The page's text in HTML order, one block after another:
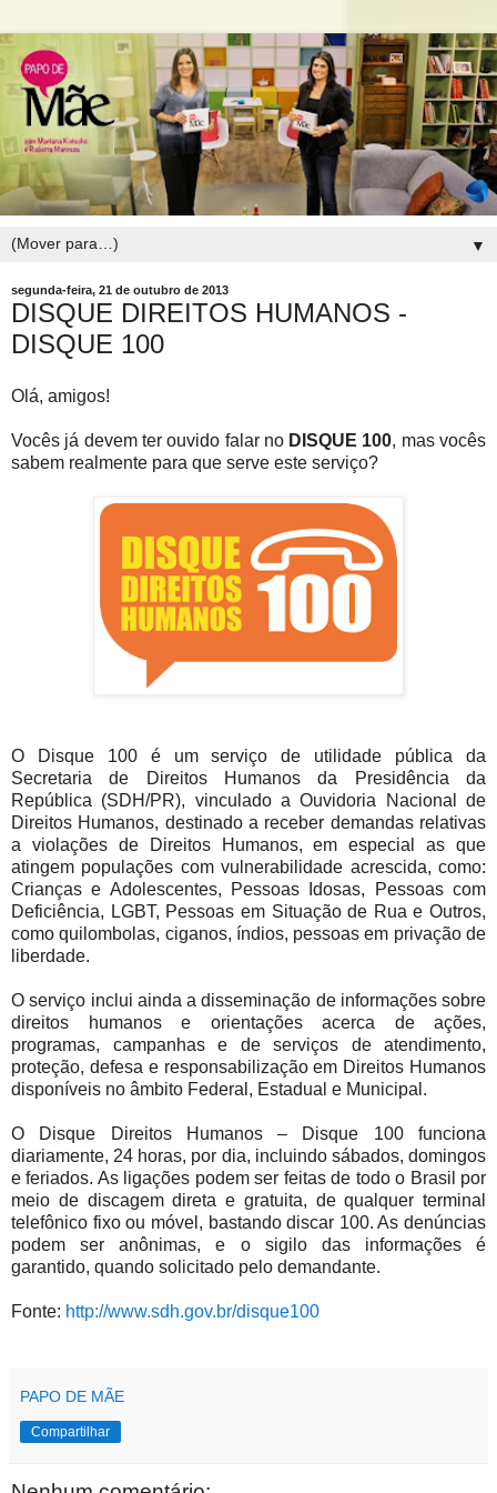
▼
segunda-feira, 21 de outubro de 2013
DISQUE DIREITOS HUMANOS -
DISQUE 100
Olá, amigos!
Vocês já devem ter ouvido falar noDISQUE 100, mas vocês
sabem realmente para que serve este serviço?
O Disque 100 é um serviço de utilidade pública da
Secretaria de Direitos Humanos da Presidência da
República (SDH/PR), vinculado a Ouvidoria Nacional de
Direitos Humanos, destinado a receber demandas relativas
a violações de Direitos Humanos, em especial as que
atingem populações com vulnerabilidade acrescida, como:
Crianças e Adolescentes, Pessoas Idosas, Pessoas com
Deficiência, LGBT, Pessoas em Situação de Rua e Outros,
como quilombolas, ciganos, índios, pessoas em privação de
liberdade.
O serviço inclui ainda a disseminação de informações sobre
direitos humanos e orientações acerca de ações,
programas, campanhas e de serviços de atendimento,
proteção, defesa e responsabilização em Direitos Humanos
disponíveis no âmbito Federal, Estadual e Municipal.
O Disque Direitos Humanos – Disque 100 funciona
diariamente, 24 horas, por dia, incluindo sábados, domingos
e feriados. As ligações podem ser feitas de todo o Brasil por
meio de discagem direta e gratuita, de qualquer terminal
telefônico fixo ou móvel, bastando discar 100. As denúncias
podem ser anônimas, e o sigilo das informações é
garantido, quando solicitado pelo demandante.
Fonte: http://www.sdh.gov.br/disque100
PAPO DE MÃE
Compartilhar